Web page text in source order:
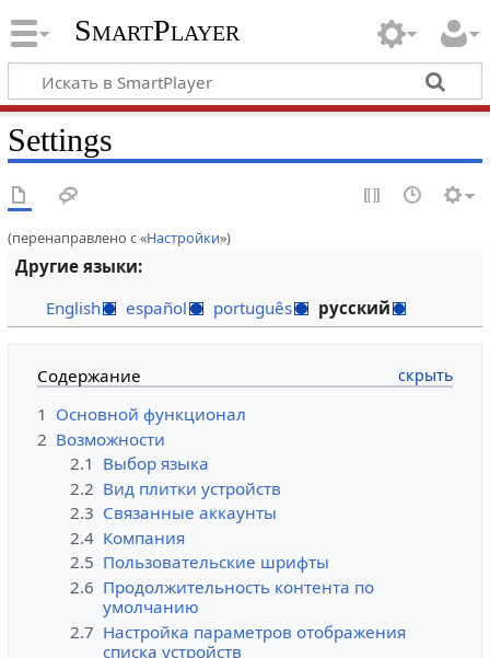
SmartPlayer
Settings
(перенаправлено с «Настройки»)
Другие языки:
English
español português русский
Содержание
1 Основной функционал
2 Возможности
2.1 Выбор языка
2.2 Вид плитки устройств
2.3 Связанные аккаунты
2.4 Компания
2.5 Пользовательские шрифты
2.6 Продолжительность контента по
умолчанию
2.7 Настройка параметров отображения
списка устройств